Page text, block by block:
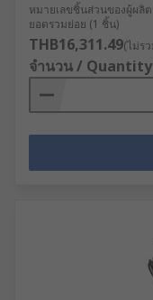
หมายเลขชิ้นส่วนของผู้ผลิ
ยอดรวมย่อย (1 ชิ้น)
THB16,311.49(ไม่ร
จำนวน / Quantity